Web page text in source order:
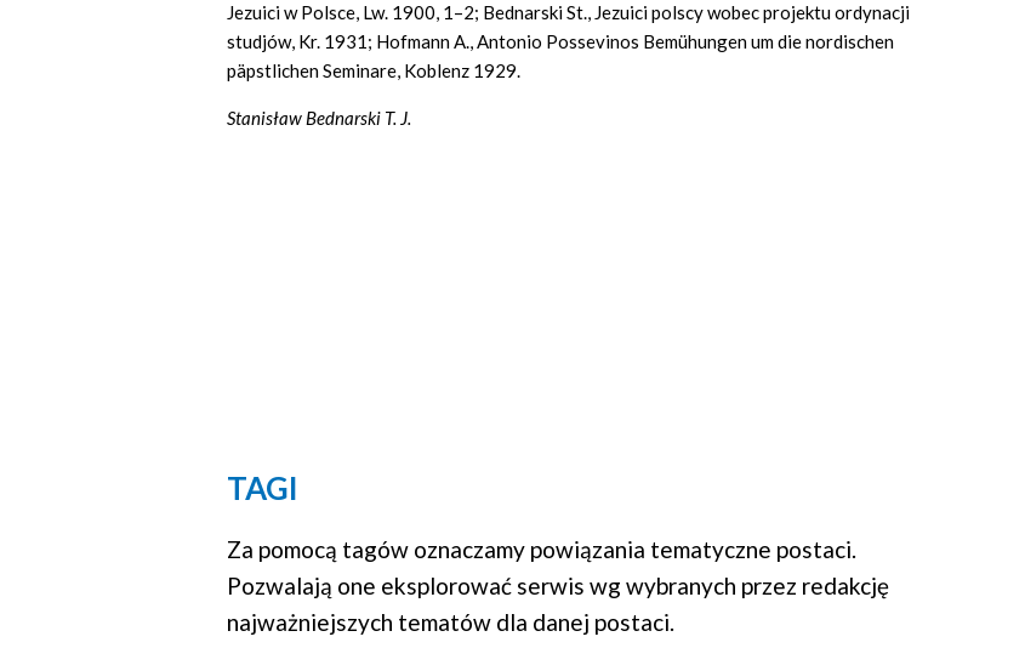
Jezuici w Polsce, Lw. 1900, 1–2; Bednarski St., Jezuici polscy wobec projektu ordynacji
studjów, Kr. 1931; Hofmann A., Antonio Possevinos Bemühungen um die nordischen
päpstlichen Seminare, Koblenz 1929.
Stanisław Bednarski T. J.
TAGI
Za pomocą tagów oznaczamy powiązania tematyczne postaci.
Pozwalają one eksplorować serwis wg wybranych przez redakcję
najważniejszych tematów dla danej postaci.